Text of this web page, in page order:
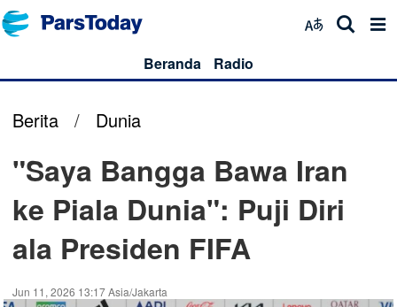
Beranda Radio
Berita / Dunia
"Saya Bangga Bawa Iran
ke Piala Dunia": Puji Diri
ala Presiden FIFA
Jun 11, 2026 13:17 Asia/Jakarta